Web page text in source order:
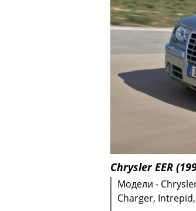
Chrysler EER
Модели -
Charger,